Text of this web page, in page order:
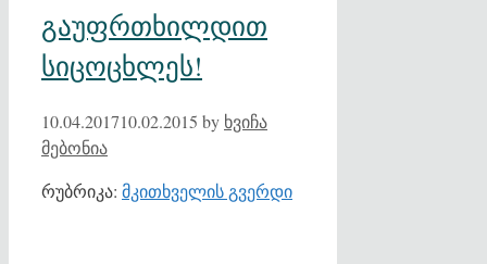
გაუფრთხილდით
სიცოცხლეს!
10.04.201710.02.2015 by ხვიჩა
მებონია
რუბრიკა: მკითხველის გვერდი